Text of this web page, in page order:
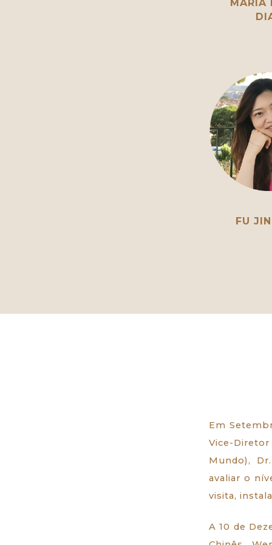
MARIA
FU
Em
Vice-
Mundo),
avaliar o
visita,
A 10 de